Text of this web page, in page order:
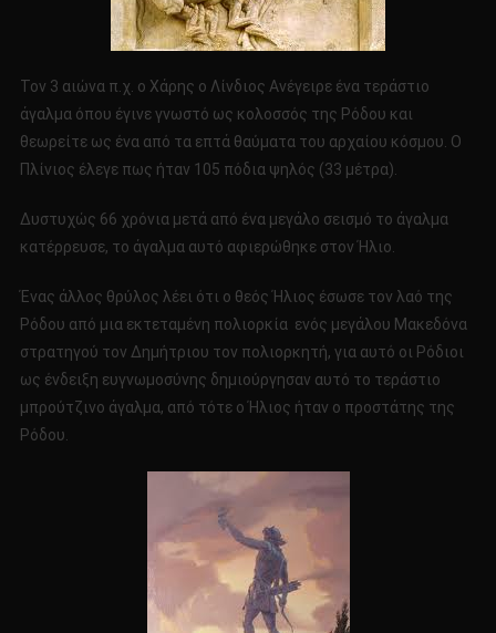
Τον 3 αιώνα π.χ. ο Χάρης ο Λίνδιος Ανέγειρε ένα τεράστιο
άγαλμα όπου έγινε γνωστό ως κολοσσός της Ρόδου και
θεωρείτε ως ένα από τα επτά θαύματα του αρχαίου κόσμου. Ο
Πλίνιος έλεγε πως ήταν 105 πόδια ψηλός (33 μέτρα).
Δυστυχώς 66 χρόνια μετά από ένα μεγάλο σεισμό το άγαλμα
κατέρρευσε, το άγαλμα αυτό αφιερώθηκε στον Ήλιο.
Ένας άλλος θρύλος λέει ότι ο θεός Ήλιος έσωσε τον λαό της
Ρόδου από μια εκτεταμένη πολιορκία ενός μεγάλου Μακεδόνα
στρατηγού τον Δημήτριου τον πολιορκητή, για αυτό οι Ρόδιοι
ως ένδειξη ευγνωμοσύνης δημιούργησαν αυτό το τεράστιο
μπρούτζινο άγαλμα, από τότε ο Ήλιος ήταν ο προστάτης της
Ρόδου.